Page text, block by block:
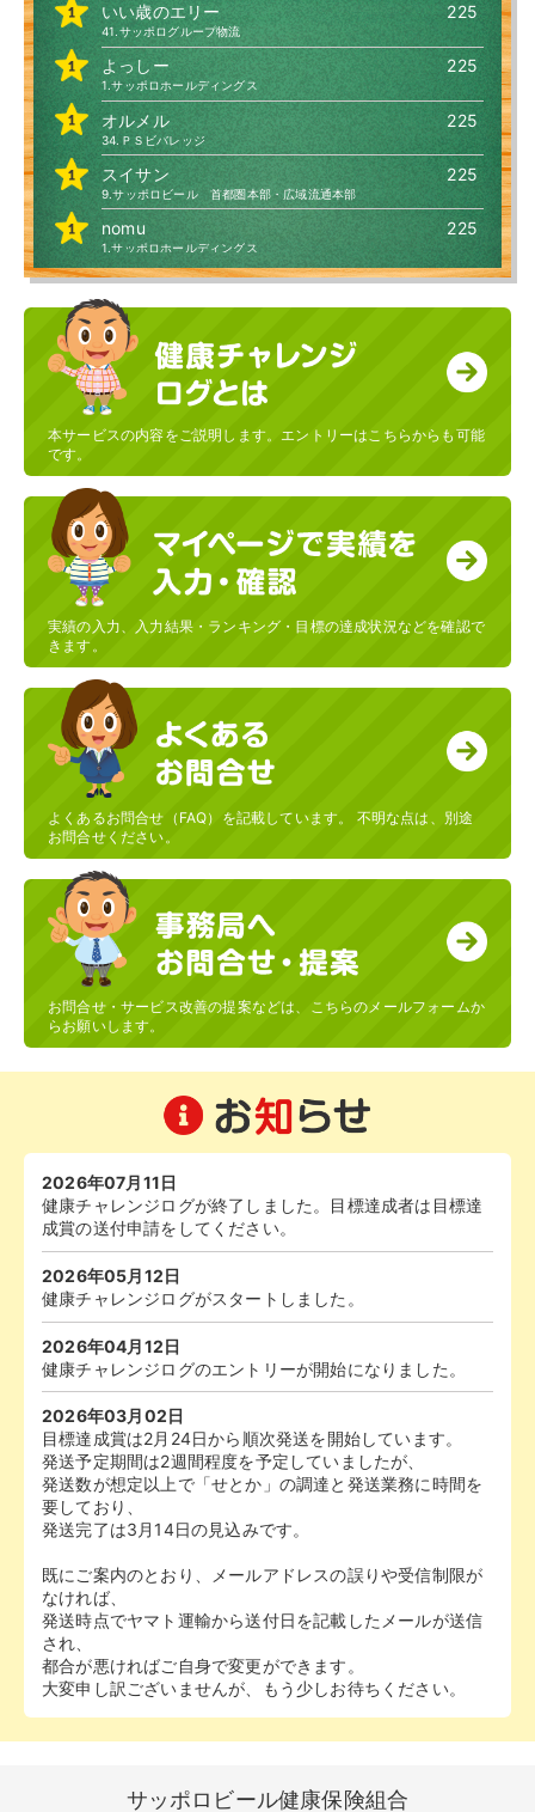
いい歳のエリー 225
41.サッポログループ物流
よっしー 225
1.サッポロホールディングス
オルメル 225
34.ＰＳビバレッジ
スイサン 225
9.サッポロビール 首都圏本部・広域流通本部
nomu 225
1.サッポロホールディングス
あいぽん 225
25.ポッカサッポロフード＆ビバレッジ
ポコポコ
25.ポッカサッポロフード＆ビバレッジ
フリエ丸 225
41.サッポログループ物流
Toru 225
lc-Jack 225
20.サッポロビール 静岡工場
BOB 225
25.ポッカサッポロフード＆ビバレッジ
はち
18.サッポロビール 群馬工場
35.サッポロライオン
カリック
25.ポッカサッポロフード＆ビバレッジ
乗り鉄 225
2.サッポロビール 本社
ＯＢＫ６２ 225
10.サッポロビール 関信越本部
maki 225
18.サッポロビール 群馬工場
otakusa 225
19.サッポロビール 千葉工場
21. 愛媛県産 シャインマスカット
0.上記以外
HIDE
2.サッポロビール 本社
21. some 224
21.サッポロビール 九州日田工場
21. ウォーク 224
20.サッポロビール 静岡工場
21. やすじゃ
21. どんつき
16.サッポロビール 仙台工場
21. Elderly Tommy.H
35.サッポロライオン
21. you
35.サッポロライオン
21. 大山 誠
21. ミントンズのザ・デモン 224
2.サッポロビール 本社
21. アサヒキリンサントリー 224
34. nakayoshi3 223
34. オジュウチョウサン 223
2級陸上無線技士
本サービスの内容をご説明します。エントリーはこちらからも可能
です。
実績の入力、入力結果・ランキング・目標の達成状況などを確認で
きます。
よくあるお問合せ（FAQ）を記載しています。 不明な点は、別途
お問合せください。
お問合せ・サービス改善の提案などは、こちらのメールフォームか
らお願いします。
2026年07月11日
健康チャレンジログが終了しました。目標達成者は目標達
成賞の送付申請をしてください。
2026年05月12日
健康チャレンジログがスタートしました。
2026年04月12日
健康チャレンジログのエントリーが開始になりました。
2026年03月02日
目標達成賞は2月24日から順次発送を開始しています。
発送予定期間は2週間程度を予定していましたが、
発送数が想定以上で「せとか」の調達と発送業務に時間を
要しており、
発送完了は3月14日の見込みです。
既にご案内のとおり、メールアドレスの誤りや受信制限が
なければ、
発送時点でヤマト運輸から送付日を記載したメールが送信
され、
都合が悪ければご自身で変更ができます。
大変申し訳ございませんが、もう少しお待ちください。
サッポロビール健康保険組合